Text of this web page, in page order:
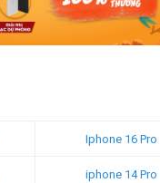
Iphone 16 Pro
iphone 14 Pro